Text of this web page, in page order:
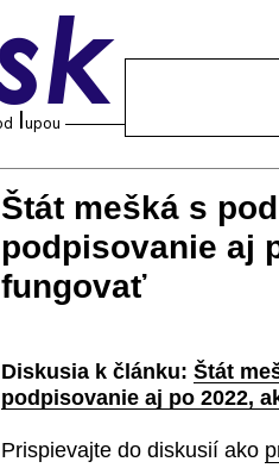
Štát mešká s
podpisovanie aj
fungovať
Diskusia k článku: Štát
podpisovanie aj po 2022,
Prispievajte do diskusií ako